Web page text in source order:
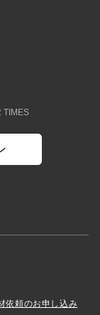
TIMES
依頼のお申し込み